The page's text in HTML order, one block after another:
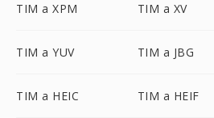
TIM a XPM TIM a XV
TIM a YUV TIM a JBG
TIM a HEIC TIM a HEIF